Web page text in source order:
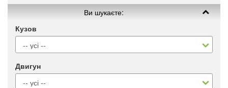
Ви шукаєте:
Кузов
Двигун